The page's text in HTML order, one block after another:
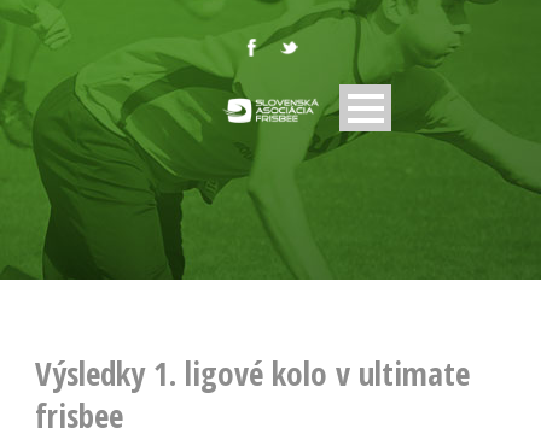
Výsledky 1. ligové kolo v ultimate
frisbee